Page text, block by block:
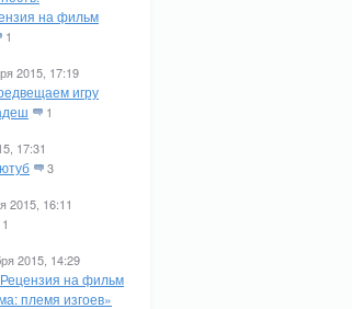
на фильм
1
2015, 17:19
игру
1
17:31
3
2015, 16:11
1
2015, 14:29
Рецензия на фильм
племя изгоев»
nameservers